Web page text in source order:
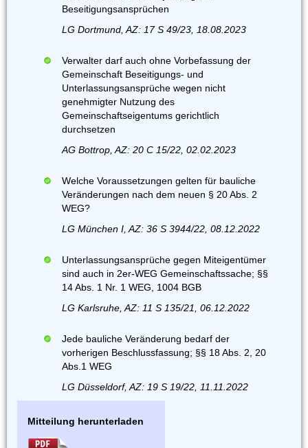
Beseitigungsansprüchen
LG Dortmund, AZ: 17 S 49/23, 18.08.2023
Verwalter darf auch ohne Vorbefassung der
Gemeinschaft Beseitigungs- und
Unterlassungsansprüche wegen nicht
genehmigter Nutzung des
Gemeinschaftseigentums gerichtlich
durchsetzen
AG Bottrop, AZ: 20 C 15/22, 02.02.2023
Welche Voraussetzungen gelten für bauliche
Veränderungen nach dem neuen § 20 Abs. 2
WEG?
LG München I, AZ: 36 S 3944/22, 08.12.2022
Unterlassungsansprüche gegen Miteigentümer
sind auch in 2er-WEG Gemeinschaftssache; §§
14 Abs. 1 Nr. 1 WEG, 1004 BGB
LG Karlsruhe, AZ: 11 S 135/21, 06.12.2022
Jede bauliche Veränderung bedarf der
vorherigen Beschlussfassung; §§ 18 Abs. 2, 20
Abs.1 WEG
LG Düsseldorf, AZ: 19 S 19/22, 11.11.2022
Mitteilung herunterladen